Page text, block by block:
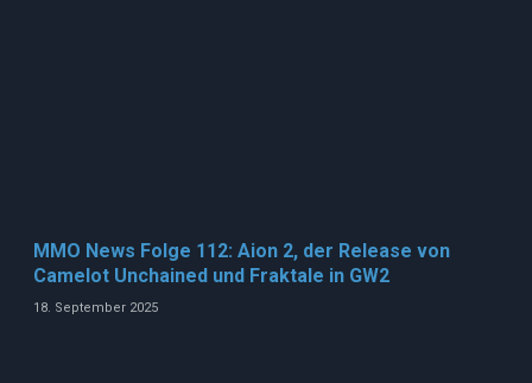
MMO News Folge 112: Aion 2, der Release von
Camelot Unchained und Fraktale in GW2
18. September 2025